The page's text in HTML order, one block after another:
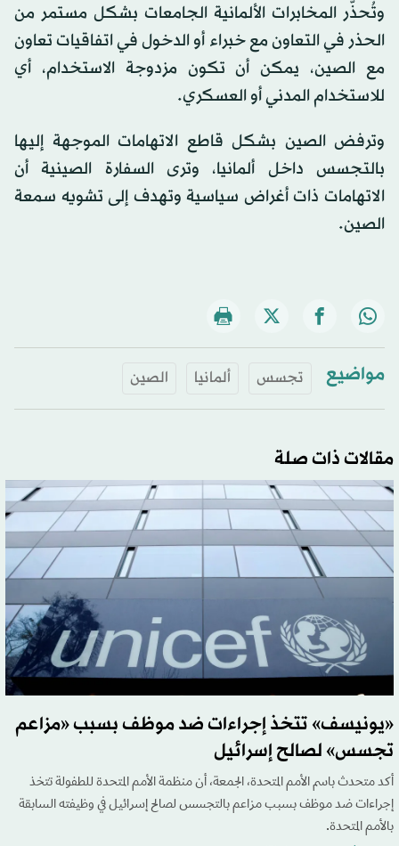
وتُحذّر المخابرات الألمانية الجامعات بشكل مستمر من
الحذر في التعاون مع خبراء أو الدخول في اتفاقيات تعاون
مع الصين، يمكن أن تكون مزدوجة الاستخدام، أي
للاستخدام المدني أو العسكري.
وترفض الصين بشكل قاطع الاتهامات الموجهة إليها
بالتجسس داخل ألمانيا، وترى السفارة الصينية أن
الاتهامات ذات أغراض سياسية وتهدف إلى تشويه سمعة
الصين.
مواضيع تجسس ألمانيا الصين
مقالات ذات صلة
«يونيسف» تتخذ إجراءات ضد موظف بسبب «مزاعم
تجسس» لصالح إسرائيل
أكد متحدث باسم الأمم المتحدة، الجمعة، أن منظمة الأمم المتحدة للطفولة تتخذ
إجراءات ضد موظف بسبب مزاعم بالتجسس لصالح إسرائيل في وظيفته السابقة
بالأمم المتحدة.